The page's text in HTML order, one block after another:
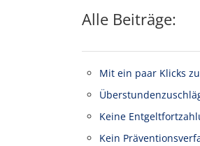
Alle Beiträge:
Mit ein paar Klicks
Keine
Kein